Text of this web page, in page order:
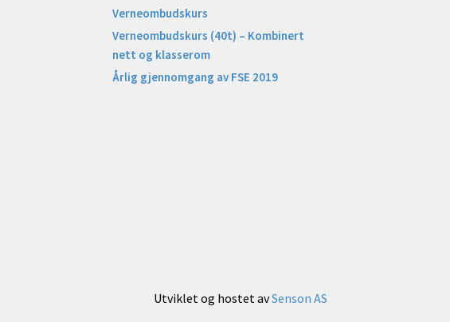
Verneombudskurs
Verneombudskurs (40t) – Kombinert
nett og klasserom
Årlig gjennomgang av FSE 2019
Utviklet og hostet avSenson AS